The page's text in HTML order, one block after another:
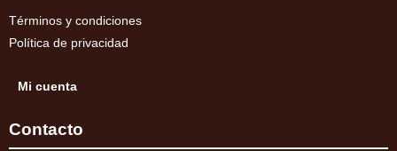
Términos y condiciones
Política de privacidad
Mi cuenta
Contacto